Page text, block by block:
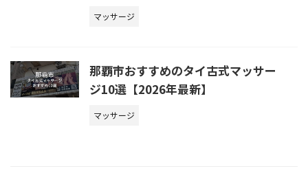
マッサージ
那覇市おすすめのタイ古式マッサー
ジ10選【2026年最新】
マッサージ